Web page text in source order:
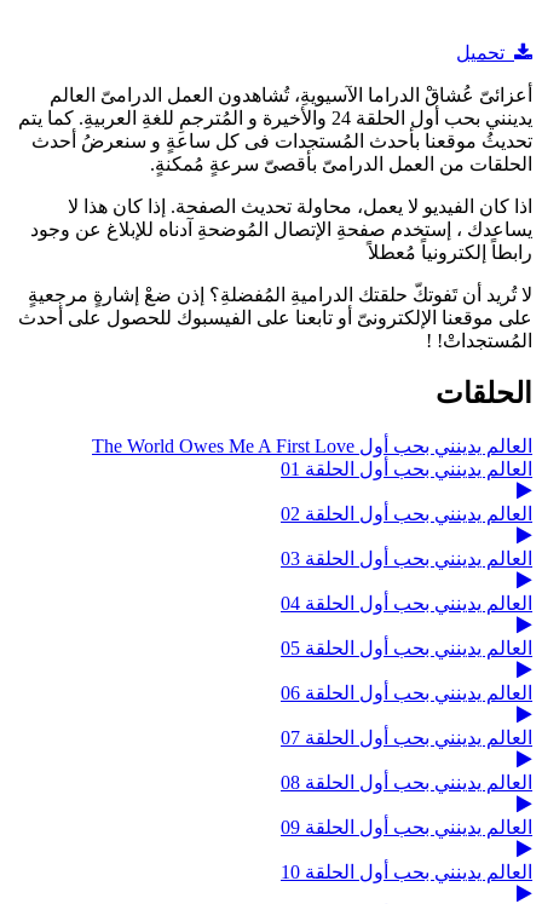
تحميل
أعزائىّ عُشاقْ الدراما الآسيويةِ، تُشاهدون العمل الدرامىّ العالم
يدينني بحب أول الحلقة 24 والأخيرة و المُترجمِ للغةِ العربيةِ. كما يتم
تحديثُ موقعنا بأحدث المُستجدات فى كل ساعةٍ و سنعرضُ أحدث
الحلقات من العمل الدرامىّ بأقصىّ سرعةٍ مُمكنةٍ.
اذا كان الفيديو لا يعمل، محاولة تحديث الصفحة. إذا كان هذا لا
يساعدك ، إستخدم صفحةِ الإتصال المُوضحةِ آدناه للإبلاغ عن وجود
رابطاً إلكترونياً مُعطلاً
لا تُريد أن تَفوتكّ حلقتك الدراميةِ المُفضلةِ؟ إذن ضعْ إشارةٍ مرجعيةٍ
على موقعنا الإلكترونىّ أو تابعنا على الفيسبوك للحصول على أحدث
المُستجداتْ! !
الحلقات
العالم يدينني بحب أول The World Owes Me A First Love
العالم يدينني بحب أول الحلقة 01
العالم يدينني بحب أول الحلقة 02
العالم يدينني بحب أول الحلقة 03
العالم يدينني بحب أول الحلقة 04
العالم يدينني بحب أول الحلقة 05
العالم يدينني بحب أول الحلقة 06
العالم يدينني بحب أول الحلقة 07
العالم يدينني بحب أول الحلقة 08
العالم يدينني بحب أول الحلقة 09
العالم يدينني بحب أول الحلقة 10